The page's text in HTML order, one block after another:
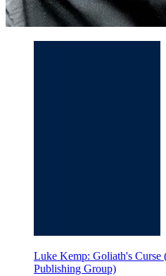
Luke Kemp: Goliath's
Publishing Group)